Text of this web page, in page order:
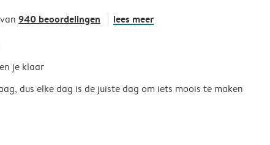
940 beoordelingen lees meer
je klaar
dus elke dag is de juiste dag om iets moois te maken